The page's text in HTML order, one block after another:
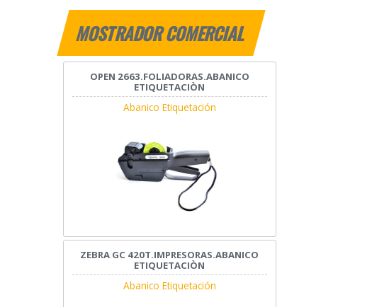
MOSTRADOR COMERCIAL
OPEN 2663.FOLIADORAS.ABANICO
ETIQUETACIÒN
Abanico Etiquetación
ZEBRA GC 420T.IMPRESORAS.ABANICO
ETIQUETACIÒN
Abanico Etiquetación